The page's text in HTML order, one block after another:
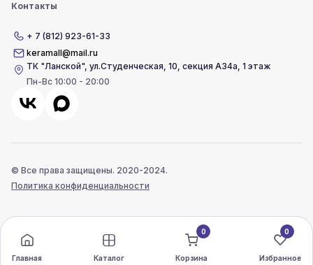
Контакты
+ 7 (812) 923-61-33
keramall@mail.ru
ТК "Ланской",ул.Студенческая, 10, секция А34а, 1 этаж
Пн-Вс 10:00 - 20:00
© Все права защищены. 2020-2024.
Политика конфиденциальности
Главная Каталог
0
Корзина
0
Избранное